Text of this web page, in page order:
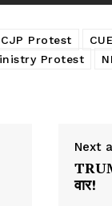
CJP Protest
Protest
Next
वार!